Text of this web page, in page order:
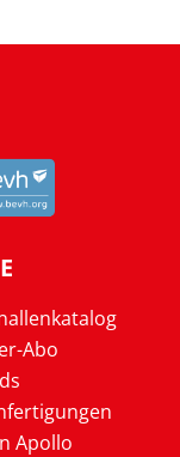
Abo
Apollo